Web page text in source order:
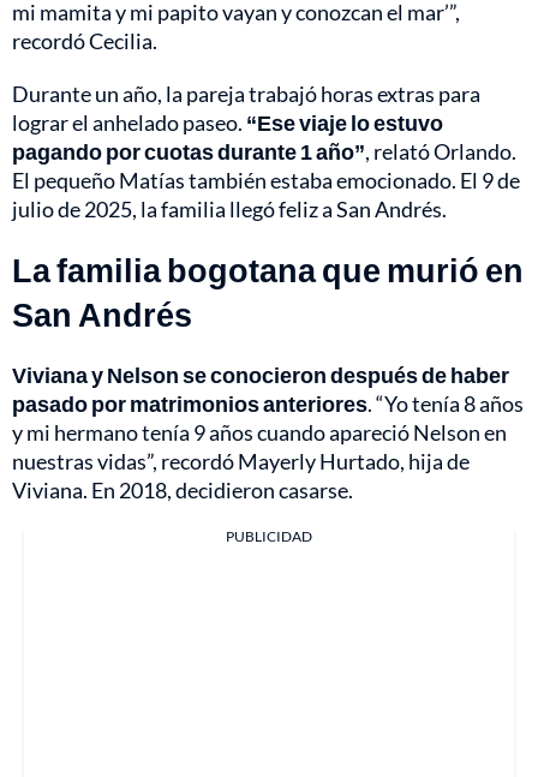
mi mamita y mi papito vayan y conozcan el mar’”,
recordó Cecilia.
Durante un año, la pareja trabajó horas extras para
lograr el anhelado paseo. “Ese viaje lo estuvo
pagando por cuotas durante 1 año”, relató Orlando.
El pequeño Matías también estaba emocionado. El 9 de
julio de 2025, la familia llegó feliz a San Andrés.
La familia bogotana que murió en
San Andrés
Viviana y Nelson se conocieron después de haber
pasado por matrimonios anteriores. “Yo tenía 8 años
y mi hermano tenía 9 años cuando apareció Nelson en
nuestras vidas”, recordó Mayerly Hurtado, hija de
Viviana. En 2018, decidieron casarse.
PUBLICIDAD